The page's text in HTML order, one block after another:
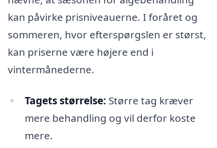
kan påvirke prisniveauerne. I foråret og
sommeren, hvor efterspørgslen er størst,
kan priserne være højere end i
vintermånederne.
Tagets størrelse: Større tag kræver
mere behandling og vil derfor koste
mere.